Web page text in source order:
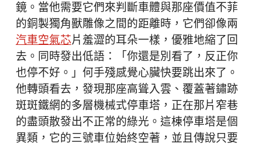
鏡。當他需要它們來判斷車體與那座價值不菲
的銅製獨角獸雕像之間的距離時，它們卻像兩
汽車空氣芯片羞澀的耳朵一樣，優雅地縮了回
去。同時發出低語：「你還是別看了，反正你
也停不好。」何手殘感覺心臟快要跳出來了。
他轉頭看去，發現那座高聳入雲、覆蓋著鏽跡
斑斑鐵網的多層機械式停車塔，正在那片窄巷
的盡頭散發出不正常的綠光。這棟停車塔是個
異類，它的三號車位始終空著，並且傳說只要